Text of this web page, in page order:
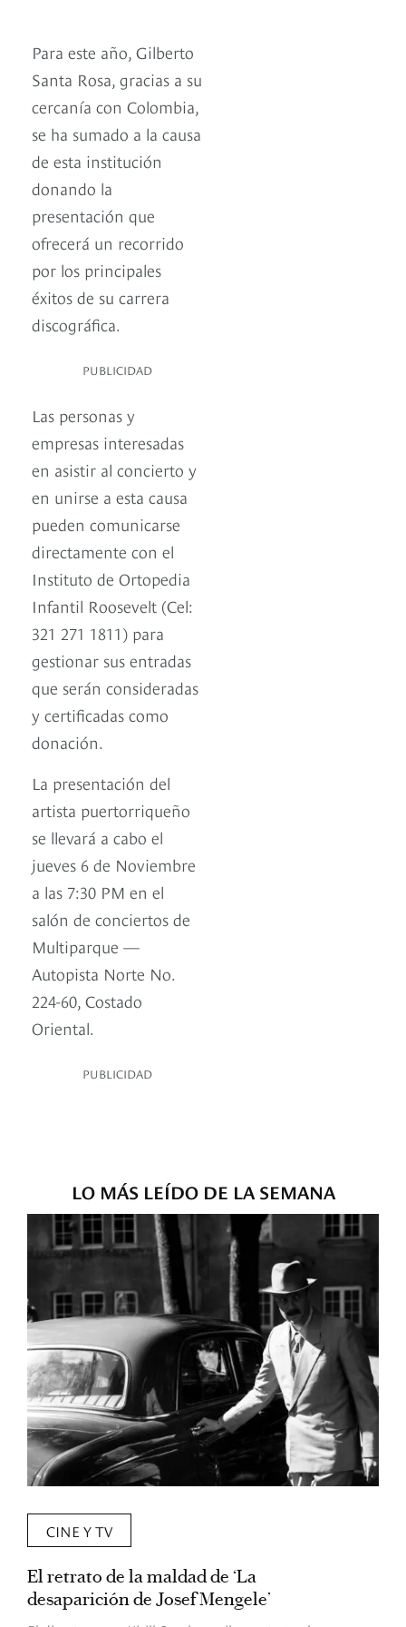
Para este año, Gilberto
Santa Rosa, gracias a su
cercanía con Colombia,
se ha sumado a la causa
de esta institución
donando la
presentación que
ofrecerá un recorrido
por los principales
éxitos de su carrera
discográfica.
PUBLICIDAD
Las personas y
empresas interesadas
en asistir al concierto y
en unirse a esta causa
pueden comunicarse
directamente con el
Instituto de Ortopedia
Infantil Roosevelt (Cel:
321 271 1811) para
gestionar sus entradas
que serán consideradas
y certificadas como
donación.
La presentación del
artista puertorriqueño
se llevará a cabo el
jueves 6 de Noviembre
a las 7:30 PM en el
salón de conciertos de
Multiparque —
Autopista Norte No.
224-60, Costado
Oriental.
PUBLICIDAD
LO MÁS LEÍDO DE LA SEMANA
CINE Y TV
El retrato de la maldad de ‘La
desaparición de Josef Mengele’